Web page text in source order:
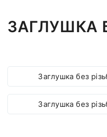
ЗАГЛУШКА
Заглушка без
Заглушка без